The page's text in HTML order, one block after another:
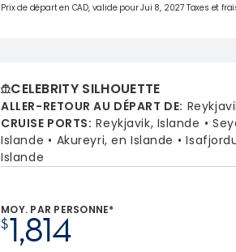
Prix de départ en CAD, valide pour Jui 8, 2027 Taxes et
CELEBRITY SILHOUETTE
ALLER-RETOUR AU DÉPART DE:
CRUISE PORTS: Reykjavik, Islande
Islande
Akureyri, en Islande
Islande
MOY. PAR PERSONNE*
$1,814